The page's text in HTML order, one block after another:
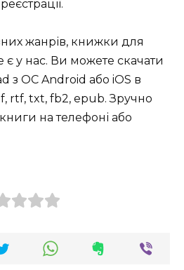
жанрів, книжки для
у нас. Ви можете скачати
з ОС Android або iOS в
rtf, txt, fb2, epub. Зручно
на телефоні або